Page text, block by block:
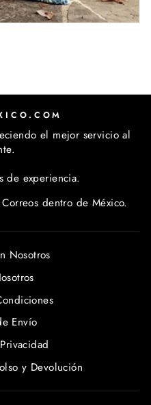
el mejor servicio al
de experiencia.
dentro de México.
Nosotros
Envío
y Devolución